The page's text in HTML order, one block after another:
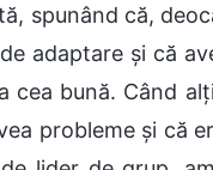
spunând că,
adaptare și că
cea bună. Când
probleme și că